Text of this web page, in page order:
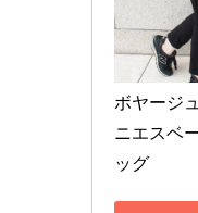
ボヤージ
ニエスベ
ッグ